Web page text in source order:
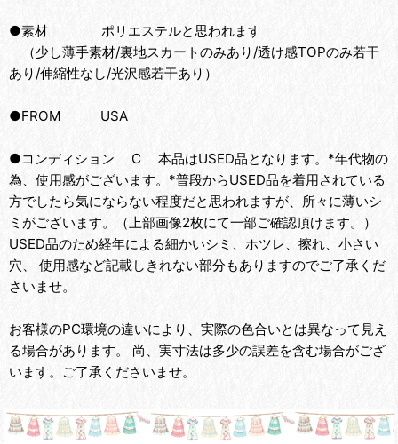
●素材 ポリエステルと思われます
（少し薄手素材/裏地スカートのみあり/透け感TOPのみ若干
あり/伸縮性なし/光沢感若干あり）
●FROM USA
●コンディション C 本品はUSED品となります。*年代物の
為、使用感がございます。*普段からUSED品を着用されている
方でしたら気にならない程度だと思われますが、所々に薄いシ
ミがございます。（上部画像2枚にて一部ご確認頂けます。）
USED品のため経年による細かいシミ、ホツレ、擦れ、小さい
穴、 使用感など記載しきれない部分もありますのでご了承くだ
さいませ。
お客様のPC環境の違いにより、実際の色合いとは異なって見え
る場合があります。 尚、実寸法は多少の誤差を含む場合がござ
います。ご了承くださいませ。